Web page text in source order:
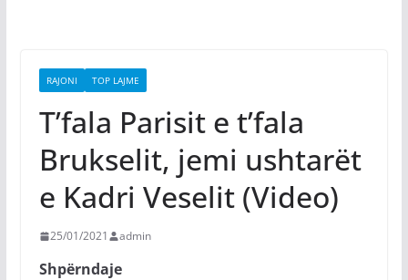
RAJONI TOP LAJME
T’fala Parisit e t’fala
Brukselit, jemi ushtarët
e Kadri Veselit (Video)
25/01/2021 admin
Shpërndaje